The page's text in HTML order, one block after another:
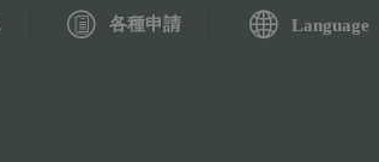
各種申請 Language
考古資料検索システム 歴史資料